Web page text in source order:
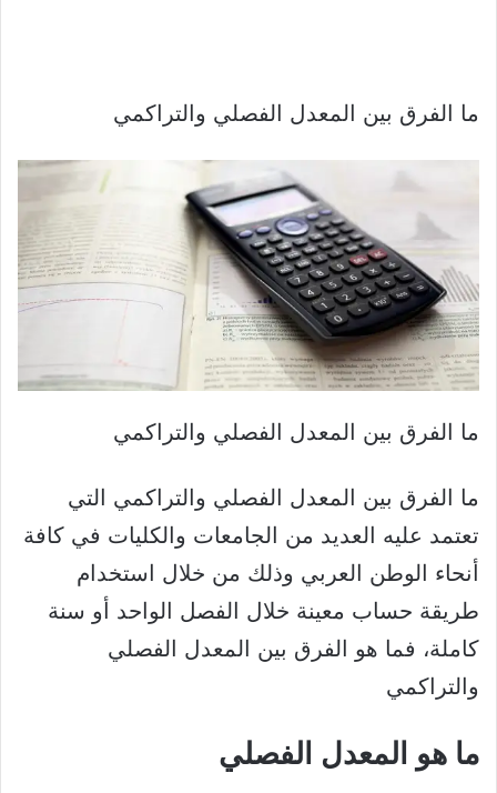
ما الفرق بين المعدل الفصلي والتراكمي
ما الفرق بين المعدل الفصلي والتراكمي
ما الفرق بين المعدل الفصلي والتراكمي التي
تعتمد عليه العديد من الجامعات والكليات في كافة
أنحاء الوطن العربي وذلك من خلال استخدام
طريقة حساب معينة خلال الفصل الواحد أو سنة
كاملة، فما هو الفرق بين المعدل الفصلي
والتراكمي
ما هو المعدل الفصلي